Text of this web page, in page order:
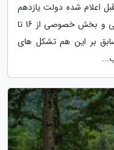
اعلام شده دولت یازدهم
در مورد واسپاری امور به تشکل های صنفی و بخش خصوصی از 16 تا
سابق بر این هم تشکل های